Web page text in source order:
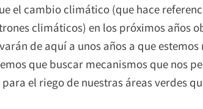
el cambio climático (que hace
climáticos) en los próximos años
de aquí a unos años a que
que buscar mecanismos que nos
el riego de nuestras áreas verdes